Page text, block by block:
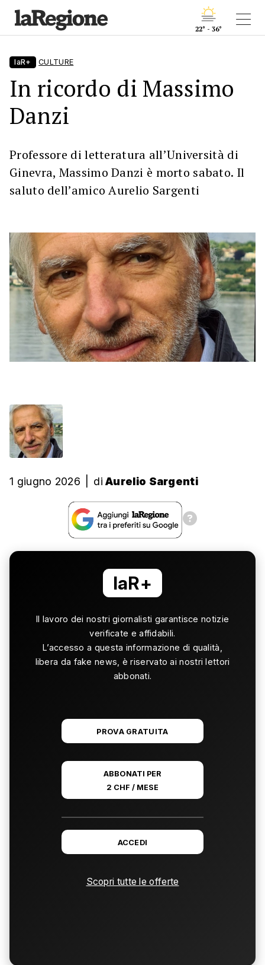
22° - 36°
laR+ CULTURE
In ricordo di Massimo
Danzi
Professore di letteratura all’Università di
Ginevra, Massimo Danzi è morto sabato. Il
saluto dell’amico Aurelio Sargenti
1 giugno 2026 di Aurelio Sargenti
laR+
Il lavoro dei nostri giornalisti garantisce notizie
verificate e affidabili.
L’accesso a questa informazione di qualità,
libera da fake news, è riservato ai nostri lettori
abbonati.
PROVA GRATUITA
ABBONATI PER
2 CHF / MESE
ACCEDI
Scopri tutte le offerte